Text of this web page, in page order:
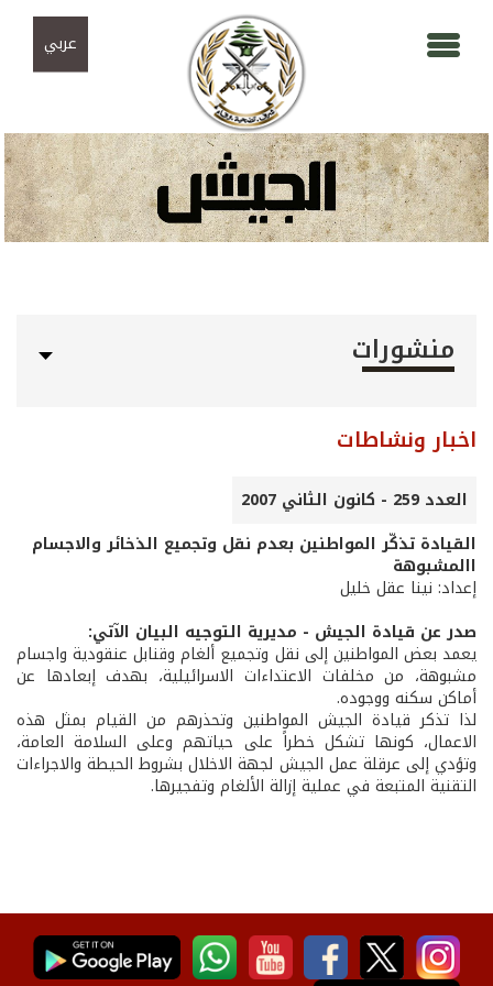
عربي
منشورات
اخبار ونشاطات
العدد 259 - كانون الثاني 2007
القيادة تذكّر المواطنين بعدم نقل وتجميع الذخائر والاجسام
االمشبوهة
إعداد: نينا عقل خليل
صدر عن قيادة الجيش - مديرية التوجيه البيان الآتي:
يعمد بعض المواطنين إلى نقل وتجميع ألغام وقنابل عنقودية واجسام
مشبوهة، من مخلفات الاعتداءات الاسرائيلية، بهدف إبعادها عن
أماكن سكنه ووجوده.
لذا تذكر قيادة الجيش المواطنين وتحذرهم من القيام بمثل هذه
الاعمال، كونها تشكل خطراً على حياتهم وعلى السلامة العامة،
وتؤدي إلى عرقلة عمل الجيش لجهة الاخلال بشروط الحيطة والاجراءات
التقنية المتبعة في عملية إزالة الألغام وتفجيرها.